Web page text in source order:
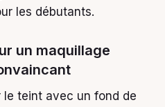
les débutants.
un maquillage
le teint avec un fond de